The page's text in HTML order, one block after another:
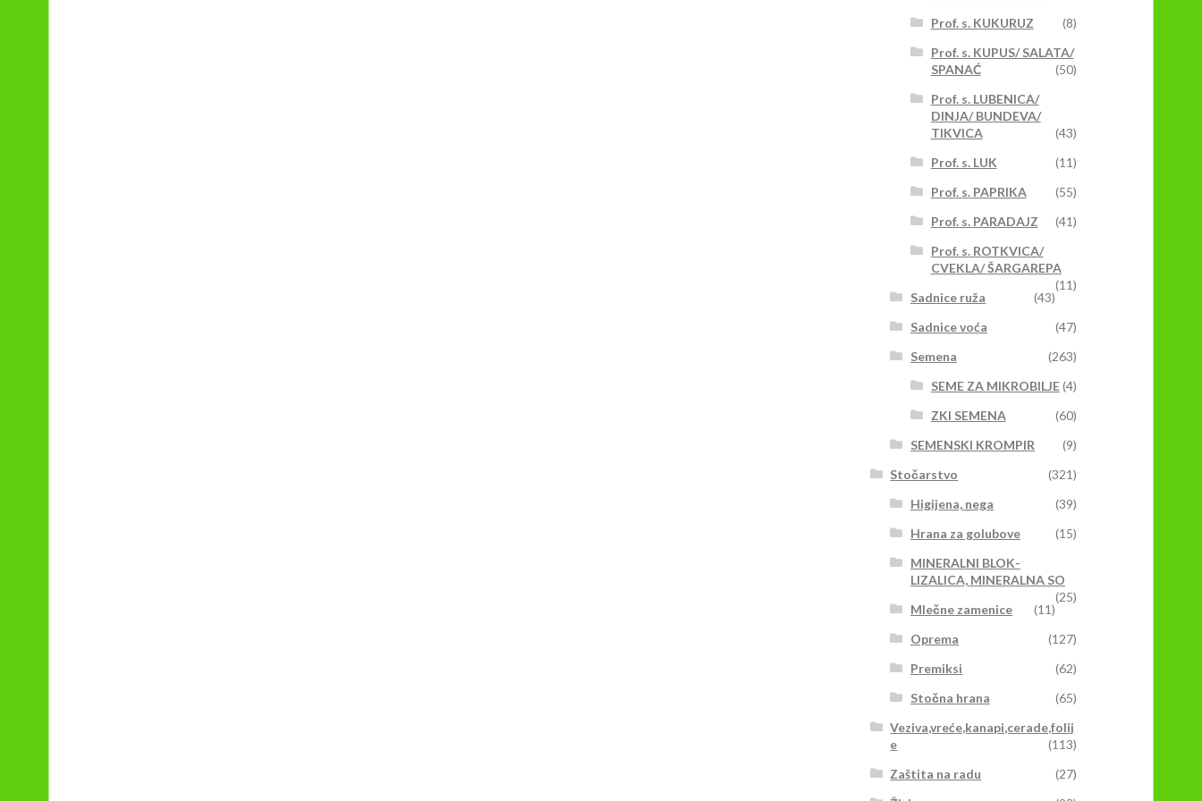
Prof. s. KUKURUZ
(8)
Prof. s. KUPUS/ SALATA/
SPANAĆ
(50)
Prof. s. LUBENICA/
DINJA/ BUNDEVA/
TIKVICA
(43)
Prof. s. LUK
(11)
Prof. s. PAPRIKA
(55)
Prof. s. PARADAJZ
(41)
Prof. s. ROTKVICA/
CVEKLA/ ŠARGAREPA
(11)
Sadnice ruža
(43)
Sadnice voća
(47)
Semena
(263)
SEME ZA MIKROBILJE(4)
ZKI SEMENA
(60)
SEMENSKI KROMPIR
(9)
Stočarstvo
(321)
Higijena, nega
(39)
Hrana za golubove
(15)
MINERALNI BLOK-
LIZALICA, MINERALNA SO
(25)
Mlečne zamenice
(11)
Oprema
(127)
Premiksi
(62)
Stočna hrana
(65)
Veziva,vreće,kanapi,cerade,folij
e
(113)
Zaštita na radu
(27)